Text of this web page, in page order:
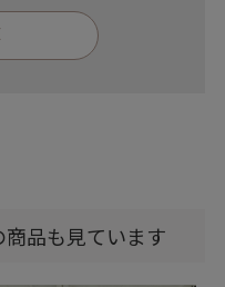
品も見ています